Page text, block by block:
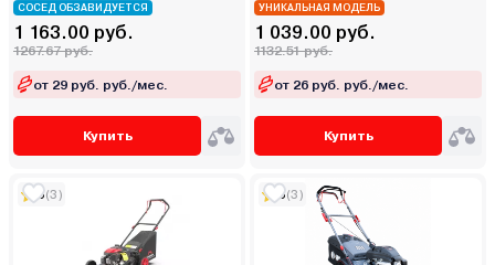
СОСЕД ОБЗАВИДУЕТСЯ
1 163.00 руб.
1267.67 руб.
от 29 руб. руб./мес.
Купить
УНИКАЛЬНАЯ МОДЕЛЬ
1 039.00 руб.
1132.51 руб.
от 26 руб. руб./мес.
Купить
5(3) 5(3)